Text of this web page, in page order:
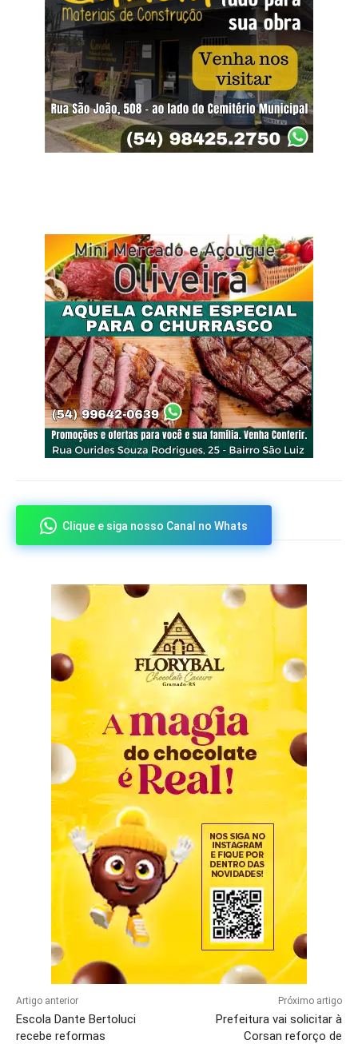
Clique e siga nosso Canal no Whats
Artigo anterior
Escola Dante Bertoluci
recebe reformas
Próximo artigo
Prefeitura vai solicitar à
Corsan reforço de